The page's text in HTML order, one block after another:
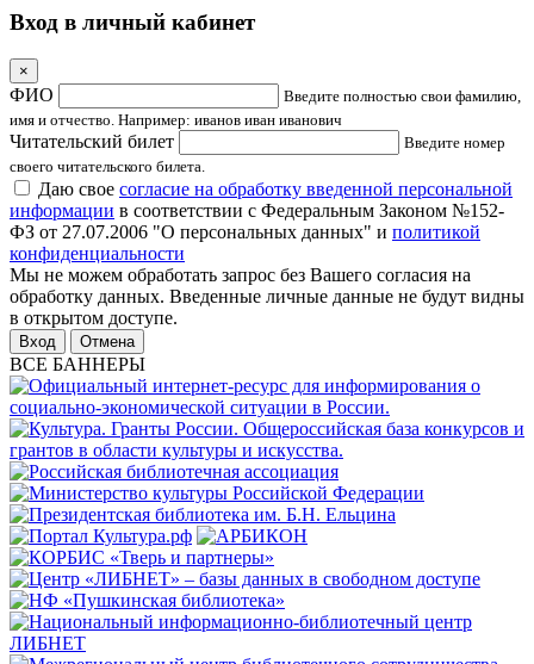
Вход в личный кабинет
×
ФИО
Введите полностью свои фамилию,
имя и отчество. Например: иванов иван иванович
Читательский билет
Введите номер
своего читательского билета.
Даю свое согласие на обработку введенной персональной
информации в соответствии с Федеральным Законом №152-
ФЗ от 27.07.2006 "О персональных данных" и политикой
конфиденциальности
Мы не можем обработать запрос без Вашего согласия на
обработку данных. Введенные личные данные не будут видны
в открытом доступе.
Отмена
ВСЕ БАННЕРЫ